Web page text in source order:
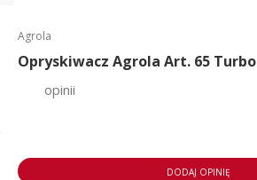
Agrola
Opryskiwacz Agrola Art. 65 Turbo
opinii
DODAJ OPINIĘ